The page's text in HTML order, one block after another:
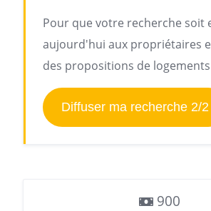
Pour que votre recherche soit
aujourd'hui aux propriétaires
des propositions de logements
Diffuser ma recherche 2/2
900